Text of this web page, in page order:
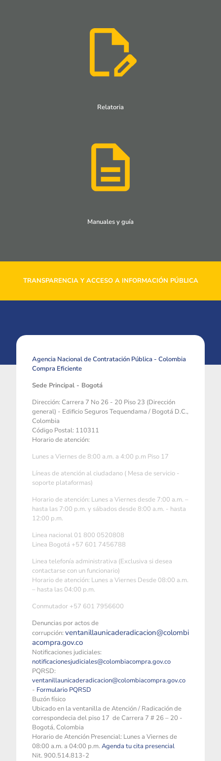
Relatoria
Manuales y guía
TRANSPARENCIA Y ACCESO A INFORMACIÓN PÚBLICA
Agencia Nacional de Contratación Pública - Colombia
Compra Eficiente
Sede Principal - Bogotá
Dirección: Carrera 7 No 26 - 20 Piso 23 (Dirección
general) - Edificio Seguros Tequendama / Bogotá D.C.,
Colombia
Código Postal: 110311
Horario de atención:
Lunes a Viernes de 8:00 a.m. a 4:00 p.m Piso 17
Líneas de atención al ciudadano ( Mesa de servicio -
soporte plataformas)
Horario de atención: Lunes a Viernes desde 7:00 a.m. –
hasta las 7:00 p.m. y sábados desde 8:00 a.m. - hasta
12:00 p.m.
Linea nacional 01 800 0520808
Linea Bogotá +57 601 7456788
Linea telefonía administrativa (Exclusiva si desea
contactarse con un funcionario)
Horario de atención: Lunes a Viernes Desde 08:00 a.m.
– hasta las 04:00 p.m.
Conmutador +57 601 7956600
Denuncias por actos de
corrupción: ventanillaunicaderadicacion@colombi
acompra.gov.co
Notificaciones judiciales:
notificacionesjudiciales@colombiacompra.gov.co
PQRSD:
ventanillaunicaderadicacion@colombiacompra.gov.co
- Formulario PQRSD
Buzón físico
Ubicado en la ventanilla de Atención / Radicación de
correspondecia del piso 17 de Carrera 7 # 26 – 20 -
Bogotá, Colombia
Horario de Atención Presencial: Lunes a Viernes de
08:00 a.m. a 04:00 p.m. Agenda tu cita presencial
Nit. 900.514.813-2